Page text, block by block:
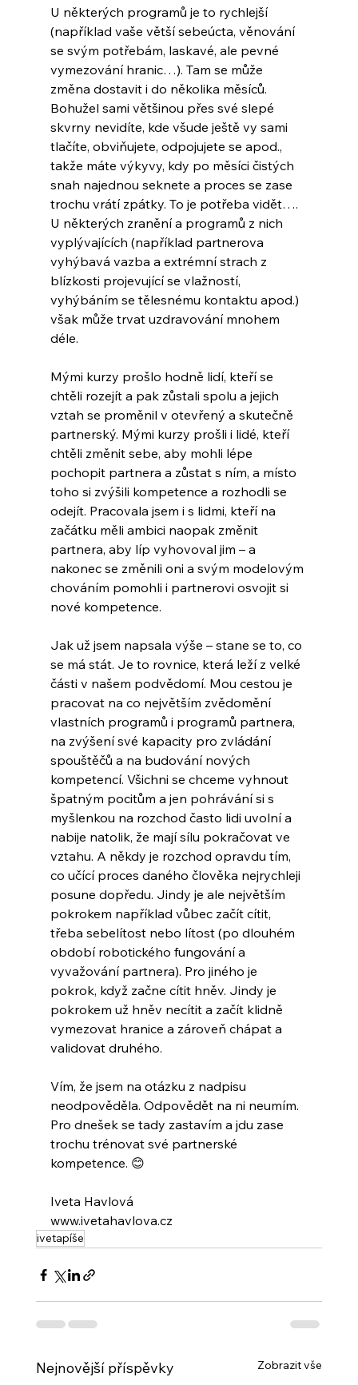
U některých programů je to rychlejší
(například vaše větší sebeúcta, věnování
se svým potřebám, laskavé, ale pevné
vymezování hranic…). Tam se může
změna dostavit i do několika měsíců.
Bohužel sami většinou přes své slepé
skvrny nevidíte, kde všude ještě vy sami
tlačíte, obviňujete, odpojujete se apod.,
takže máte výkyvy, kdy po měsíci čistých
snah najednou seknete a proces se zase
trochu vrátí zpátky. To je potřeba vidět….
U některých zranění a programů z nich
vyplývajících (například partnerova
vyhýbavá vazba a extrémní strach z
blízkosti projevující se vlažností,
vyhýbáním se tělesnému kontaktu apod.)
však může trvat uzdravování mnohem
déle.
Mými kurzy prošlo hodně lidí, kteří se
chtěli rozejít a pak zůstali spolu a jejich
vztah se proměnil v otevřený a skutečně
partnerský. Mými kurzy prošli i lidé, kteří
chtěli změnit sebe, aby mohli lépe
pochopit partnera a zůstat s ním, a místo
toho si zvýšili kompetence a rozhodli se
odejít. Pracovala jsem i s lidmi, kteří na
začátku měli ambici naopak změnit
partnera, aby líp vyhovoval jim – a
nakonec se změnili oni a svým modelovým
chováním pomohli i partnerovi osvojit si
nové kompetence.
Jak už jsem napsala výše – stane se to, co
se má stát. Je to rovnice, která leží z velké
části v našem podvědomí. Mou cestou je
pracovat na co největším zvědomění
vlastních programů i programů partnera,
na zvýšení své kapacity pro zvládání
spouštěčů a na budování nových
kompetencí. Všichni se chceme vyhnout
špatným pocitům a jen pohrávání si s
myšlenkou na rozchod často lidi uvolní a
nabije natolik, že mají sílu pokračovat ve
vztahu. A někdy je rozchod opravdu tím,
co učící proces daného člověka nejrychleji
posune dopředu. Jindy je ale největším
pokrokem například vůbec začít cítit,
třeba sebelítost nebo lítost (po dlouhém
období robotického fungování a
vyvažování partnera). Pro jiného je
pokrok, když začne cítit hněv. Jindy je
pokrokem už hněv necítit a začít klidně
vymezovat hranice a zároveň chápat a
validovat druhého.
Vím, že jsem na otázku z nadpisu
neodpověděla. Odpovědět na ni neumím.
Pro dnešek se tady zastavím a jdu zase
trochu trénovat své partnerské
kompetence. 😊
Iveta Havlová
www.ivetahavlova.cz
ivetapíše
Nejnovější příspěvky Zobrazit vše